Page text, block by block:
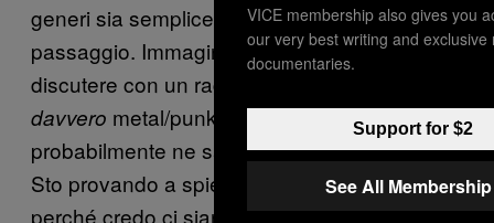
generi sia semplicemente un rito di
passaggio. Immagino che se sei in grado di
discutere con un ragazzino di cosa sia
davvero metal/punk/emo/eccetera, allora
probabilmente ne sai discretamente tanto.
Sto provando a spiegarti come la penso
perché credo ci siano diverse prospettivi
VICE membership also gives you
our very best writing and exclusive
documentaries.
Support for $2
See All